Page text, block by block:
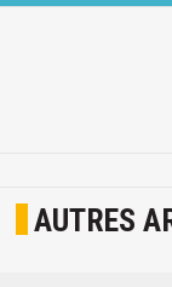
AUTRES